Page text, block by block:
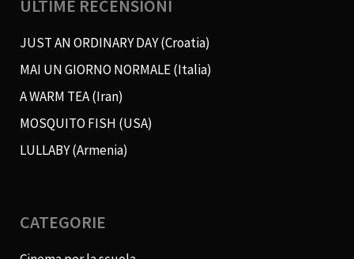
ULTIME RECENSIONI
JUST AN ORDINARY DAY (Croatia)
MAI UN GIORNO NORMALE (Italia)
A WARM TEA (Iran)
MOSQUITO FISH (USA)
LULLABY (Armenia)
CATEGORIE